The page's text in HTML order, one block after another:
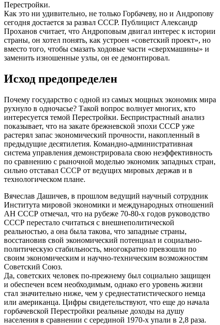
Перестройки.
Как это ни удивительно, не только Горбачеву, но и Андропову
сегодня достается за развал СССР. Публицист Александр
Проханов считает, что Андроповым двигал интерес к истории
страны, он хотел понять, как устроен «советский проект», но
вместо того, чтобы смазать ходовые части «сверхмашины» и
заменить изношенные узлы, он ее демонтировал.
Исход предопределен
Почему государство с одной из самых мощных экономик мира
рухнуло в одночасье? Такой вопрос волнует многих, кто
интересуется темой Перестройки. Беспристрастный анализ
показывает, что на закате брежневской эпохи СССР уже
растерял запас экономический прочности, накопленный в
предыдущие десятилетия. Командно-административная
система управления демонстрировала свою неэффективность
по сравнению с рыночной моделью экономик западных стран,
сильно отставал СССР от ведущих мировых держав и в
технологическом плане.
Вячеслав Дашичев, в прошлом ведущий научный сотрудник
Института мировой экономики и международных отношений
АН СССР отмечал, что на рубеже 70-80-х годов руководство
СССР перестало считаться с внешнеполитической
реальностью, а она была такова, что западные страны,
восстановив свой экономический потенциал и социально-
политическую стабильность, многократно превзошли по
своим экономическим и научно-техническим возможностям
Советский Союз.
Да, советских человек по-прежнему был социально защищен
и обеспечен всем необходимым, однако его уровень жизни
стал значительно ниже, чем у среднестатистического немца
или американца. Цифры свидетельствуют, что еще до начала
горбачевской Перестройки реальные доходы на душу
населения в сравнении с серединой 1970-х упали в 2,8 раза.